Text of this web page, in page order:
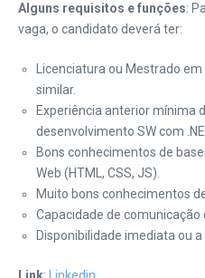
Alguns requisitos e funções:
vaga, o candidato deverá ter:
Licenciatura ou Mestrado
similar.
Experiência anterior mínima
desenvolvimento SW com
Bons conhecimentos de
Web (HTML, CSS, JS).
Muito bons conhecimentos
Capacidade de comunicação
Disponibilidade imediata ou a